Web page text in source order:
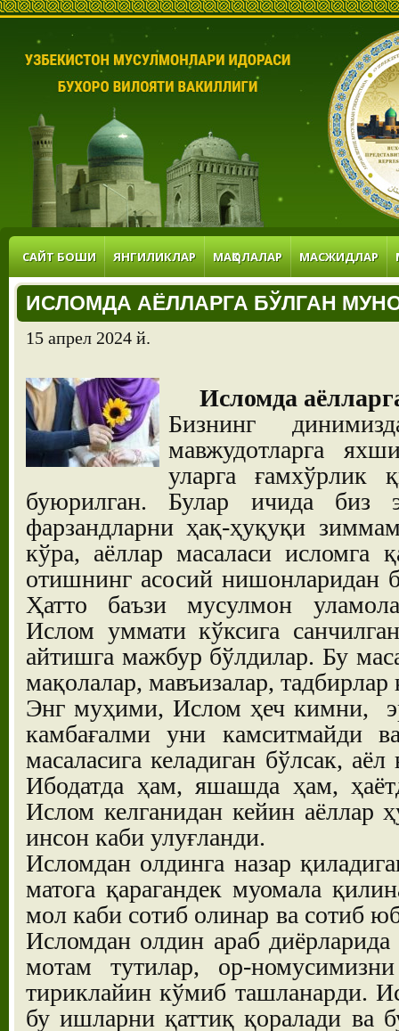
САЙТ БОШИ ЯНГИЛИКЛАР МАҚОЛАЛАР МАСЖИДЛАР
ИСЛОМДА АЁЛЛАРГА БЎЛГАН
15 апрел 2024 й.
Исломда
Бизнинг
мавжудотларга
уларга ғамхўрлик
буюрилган. Булар ичида биз
фарзандларни ҳақ-ҳуқуқи
кўра, аёллар масаласи исломга
отишнинг асосий нишонларидан
Ҳатто баъзи мусулмон
Ислом уммати кўксига
айтишга мажбур бўлдилар. Бу
мақолалар, мавъизалар, тадбирлар
Энг муҳими, Ислом ҳеч кимни,
камбағалми уни камситмайди
масаласига келадиган бўлсак,
Ибодатда ҳам, яшашда ҳам,
Ислом келганидан кейин аёллар
инсон каби улуғланди.
Исломдан олдинга назар
матога қарагандек муомала
мол каби сотиб олинар ва сотиб
Исломдан олдин араб диёрларида
мотам тутилар, ор-
тириклайин кўмиб ташланарди.
бу ишларни қаттиқ қоралади ва